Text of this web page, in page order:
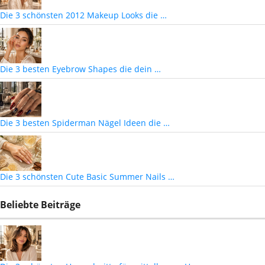
Die 3 schönsten 2012 Makeup Looks die …
Die 3 besten Eyebrow Shapes die dein …
Die 3 besten Spiderman Nägel Ideen die …
Die 3 schönsten Cute Basic Summer Nails …
Beliebte Beiträge